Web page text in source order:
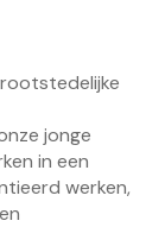
jonge
in een
werken,